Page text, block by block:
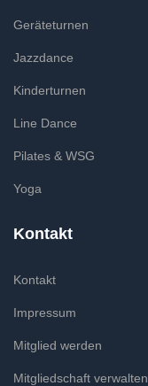
Geräteturnen
Jazzdance
Kinderturnen
Line Dance
Pilates & WSG
Yoga
Kontakt
Kontakt
Impressum
Mitglied werden
Mitgliedschaft verwalten